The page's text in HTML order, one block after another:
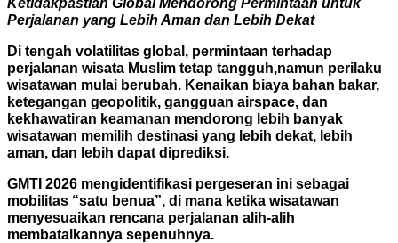
Perjalanan yang Lebih Aman dan Lebih Dekat
Di tengah volatilitas global, permintaan terhadap
perjalanan wisata Muslim tetap tangguh,namun perilaku
wisatawan mulai berubah. Kenaikan biaya bahan bakar,
ketegangan geopolitik, gangguan airspace, dan
kekhawatiran keamanan mendorong lebih banyak
wisatawan memilih destinasi yang lebih dekat, lebih
aman, dan lebih dapat diprediksi.
GMTI 2026 mengidentifikasi pergeseran ini sebagai
mobilitas “satu benua”, di mana ketika wisatawan
menyesuaikan rencana perjalanan alih-alih
membatalkannya sepenuhnya.